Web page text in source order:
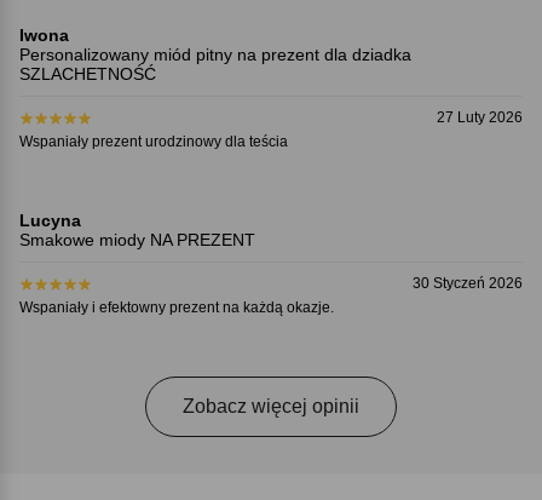
Personalizowany miód pitny na prezent dla dziadka
SZLACHETNOŚĆ
Iwona
27 Luty 2026
Wspaniały prezent urodzinowy dla teścia
Smakowe miody NA PREZENT
Lucyna
30 Styczeń 2026
Wspaniały i efektowny prezent na każdą okazje.
Zobacz więcej opinii